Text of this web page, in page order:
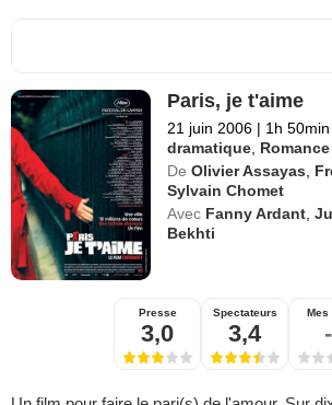
Paris, je t'aime
21 juin 2006 | 1h 50min
dramatique Romance
De Olivier Assayas
Sylvain Chomet
Avec Fanny Ardant ,
Bekhti
Presse
3,0
Spectateurs
3,4
Mes